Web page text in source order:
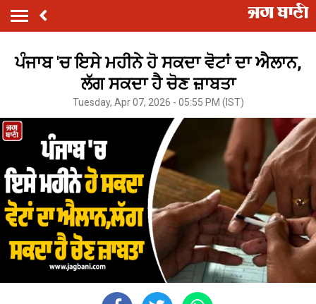
ਪੰਜਾਬ 'ਚ ਇਸੇ ਮਹੀਨੇ ਹੋ ਸਕਦਾ ਵੋਟਾਂ ਦਾ ਐਲਾਨ,
ਲੱਗ ਸਕਦਾ ਹੈ ਚੋਣ ਜ਼ਾਬਤਾ
Tuesday, Apr 07, 2026 - 05:55 PM (IST)